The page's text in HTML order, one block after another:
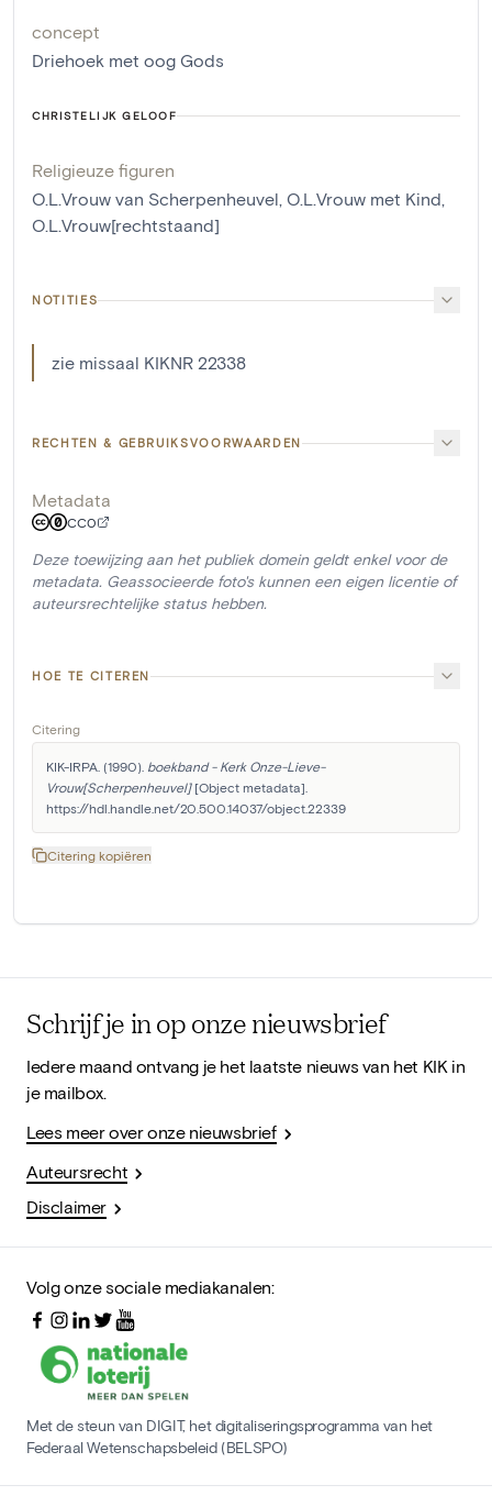
concept
Driehoek met oog Gods
CHRISTELIJK GELOOF
Religieuze figuren
O.L.Vrouw van Scherpenheuvel, O.L.Vrouw met Kind,
O.L.Vrouw[rechtstaand]
NOTITIES
zie missaal KIKNR 22338
RECHTEN & GEBRUIKSVOORWAARDEN
Metadata
CC0
Deze toewijzing aan het publiek domein geldt enkel voor de
metadata. Geassocieerde foto's kunnen een eigen licentie of
auteursrechtelijke status hebben.
HOE TE CITEREN
Citering
KIK-IRPA. (1990). boekband - Kerk Onze-Lieve-
Vrouw[Scherpenheuvel] [Object metadata].
https://hdl.handle.net/20.500.14037/object.22339
Citering kopiëren
Schrijf je in op onze nieuwsbrief
Iedere maand ontvang je het laatste nieuws van het KIK in
je mailbox.
Lees meer over onze nieuwsbrief
Auteursrecht
Disclaimer
Volg onze sociale mediakanalen:
Met de steun van DIGIT, het digitaliseringsprogramma van het
Federaal Wetenschapsbeleid (BELSPO)